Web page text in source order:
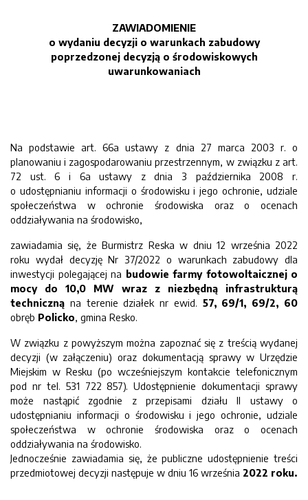
ZAWIADOMIENIE
o wydaniu decyzji o warunkach zabudowy
poprzedzonej decyzją o środowiskowych
uwarunkowaniach
Na podstawie art. 66a ustawy z dnia 27 marca 2003 r. o
planowaniu i zagospodarowaniu przestrzennym, w związku z art.
72 ust. 6 i 6a ustawy z dnia 3 października 2008 r.
o udostępnianiu informacji o środowisku i jego ochronie, udziale
społeczeństwa w ochronie środowiska oraz o ocenach
oddziaływania na środowisko,
zawiadamia się, że Burmistrz Reska w dniu 12 września 2022
roku wydał decyzję Nr 37/2022 o warunkach zabudowy dla
inwestycji polegającej na budowie farmy fotowoltaicznej o
mocy do 10,0 MW wraz z niezbędną infrastrukturą
techniczną na terenie działek nr ewid. 57, 69/1, 69/2, 60
obręb Policko, gmina Resko.
W związku z powyższym można zapoznać się z treścią wydanej
decyzji (w załączeniu) oraz dokumentacją sprawy w Urzędzie
Miejskim w Resku (po wcześniejszym kontakcie telefonicznym
pod nr tel. 531 722 857). Udostępnienie dokumentacji sprawy
może nastąpić zgodnie z przepisami działu II ustawy o
udostępnianiu informacji o środowisku i jego ochronie, udziale
społeczeństwa w ochronie środowiska oraz o ocenach
oddziaływania na środowisko.
Jednocześnie zawiadamia się, że publiczne udostępnienie treści
przedmiotowej decyzji następuje w dniu 16 września 2022 roku.